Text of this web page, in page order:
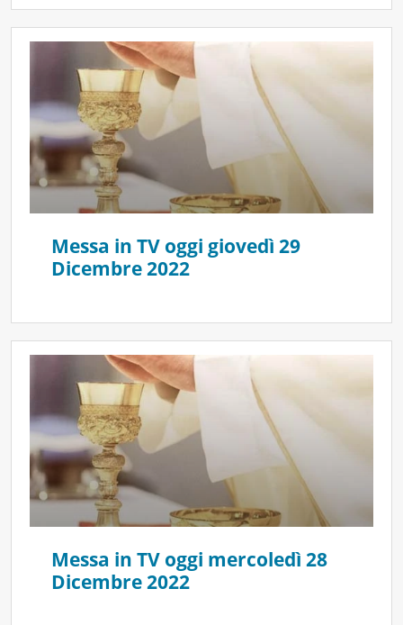
Messa in TV oggi giovedì 29
Dicembre 2022
Messa in TV oggi mercoledì 28
Dicembre 2022